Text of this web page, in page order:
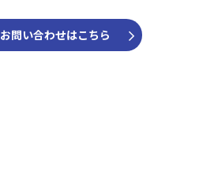
お問い合わせはこちら